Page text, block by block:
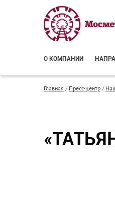
О КОМПАНИИ
Главная / Пресс-центр /